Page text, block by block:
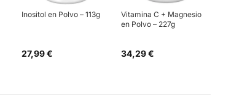
Inositol en Polvo – 113g
27,99 €
Vitamina C + Magnesio
en Polvo – 227g
34,29 €